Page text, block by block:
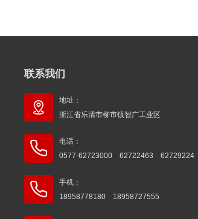
联系我们
地址：
浙江省乐清市柳市镇智广工业区
电话：
0577-62723000 62722463 62729224
手机：
18958778180 18958727555